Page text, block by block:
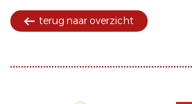
terug naar overzicht